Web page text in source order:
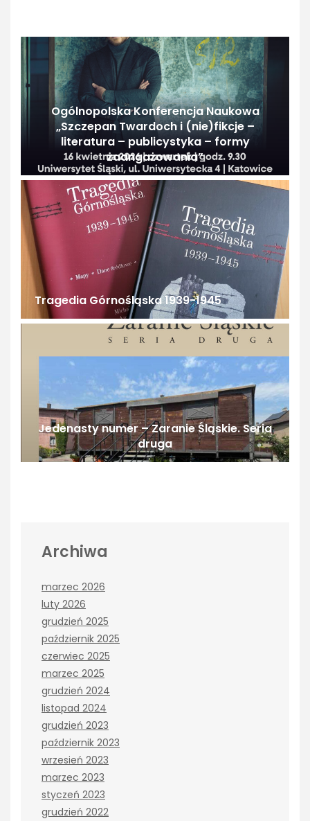
Ogólnopolska Konferencja Naukowa
„Szczepan Twardoch i (nie)fikcje –
literatura – publicystyka – formy
zaangażowania”
Tragedia Górnośląska 1939-1945
Jedenasty numer – Zaranie Śląskie. Seria
druga
Archiwa
marzec 2026
luty 2026
grudzień 2025
październik 2025
czerwiec 2025
marzec 2025
grudzień 2024
listopad 2024
grudzień 2023
październik 2023
wrzesień 2023
marzec 2023
styczeń 2023
grudzień 2022